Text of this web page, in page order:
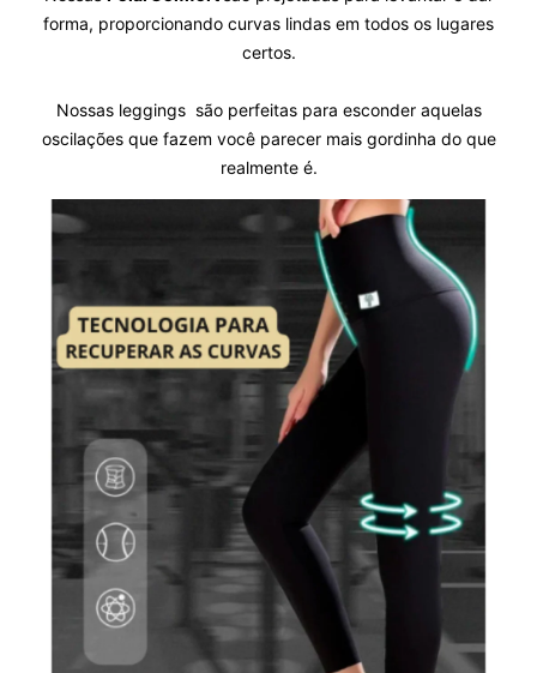
forma, proporcionando curvas lindas em todos os lugares
certos.
Nossas leggings são perfeitas para esconder aquelas
oscilações que fazem você parecer mais gordinha do que
realmente é.